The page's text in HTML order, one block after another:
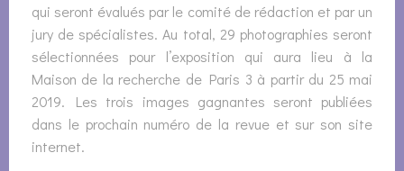
qui seront évalués par le comité de rédaction et par un
jury de spécialistes. Au total, 29 photographies seront
sélectionnées pour l’exposition qui aura lieu à la
Maison de la recherche de Paris 3 à partir du 25 mai
2019. Les trois images gagnantes seront publiées
dans le prochain numéro de la revue et sur son site
internet.